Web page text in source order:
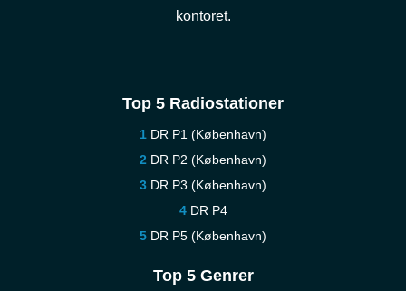
kontoret.
Top 5 Radiostationer
DR P1 (København)
DR P2 (København)
DR P3 (København)
DR P4
DR P5 (København)
Top 5 Genrer